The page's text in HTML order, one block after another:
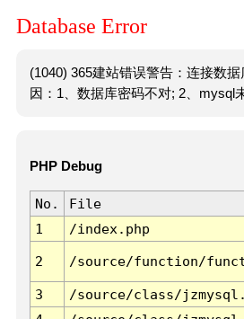
Database Error
(1040) 365建站错误警告：连接数
因：1、数据库密码不对; 2、mysql
PHP Debug
No. File
1
/index.php
2 /source/function/
3 /source/class/